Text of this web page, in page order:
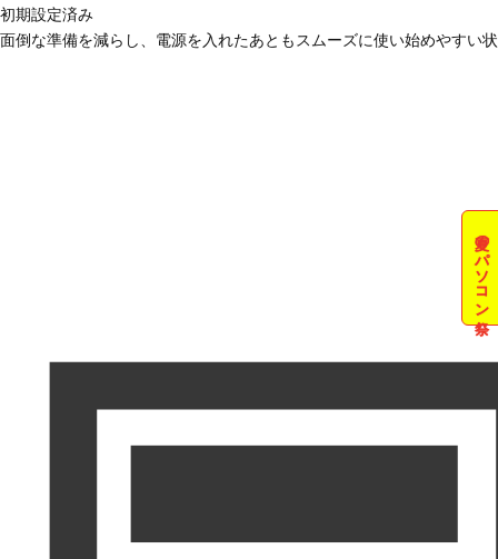
夏のパソコン祭
初期設定済み
面倒な準備を減らし、電源を入れたあともスムーズに使い始めやすい